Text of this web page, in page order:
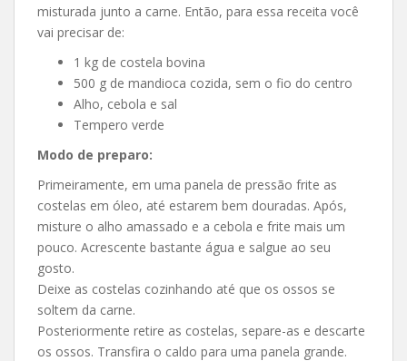
misturada junto a carne. Então, para essa receita você
vai precisar de:
1 kg de costela bovina
500 g de mandioca cozida, sem o fio do centro
Alho, cebola e sal
Tempero verde
Modo de preparo:
Primeiramente, em uma panela de pressão frite as
costelas em óleo, até estarem bem douradas. Após,
misture o alho amassado e a cebola e frite mais um
pouco. Acrescente bastante água e salgue ao seu
gosto.
Deixe as costelas cozinhando até que os ossos se
soltem da carne.
Posteriormente retire as costelas, separe-as e descarte
os ossos. Transfira o caldo para uma panela grande.